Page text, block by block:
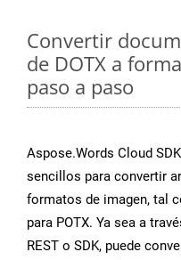
Convertir
de DOTX a
paso a paso
Aspose.Words Cloud
sencillos para convertir
formatos de imagen, tal
para POTX. Ya sea a
REST o SDK, puede